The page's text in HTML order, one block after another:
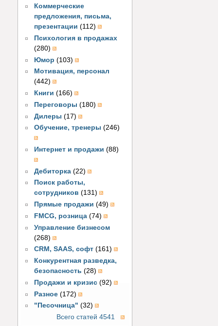
Коммерческие
предложения, письма,
презентации (112)
Психология в продажах
(280)
Юмор (103)
Мотивация, персонал
(442)
Книги (166)
Переговоры (180)
Дилеры (17)
Обучение, тренеры (246)
Интернет и продажи (88)
Дебиторка (22)
Поиск работы,
сотрудников (131)
Прямые продажи (49)
FMCG, розница (74)
Управление бизнесом
(268)
CRM, SAAS, софт (161)
Конкурентная разведка,
безопасность (28)
Продажи и кризис (92)
Разное (172)
"Песочница" (32)
Всего статей 4541